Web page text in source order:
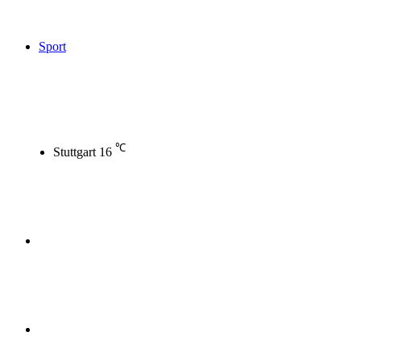
Sport
Stuttgart 16 ℃